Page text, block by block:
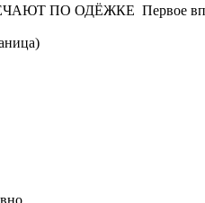
ОДЁЖКЕ Первое